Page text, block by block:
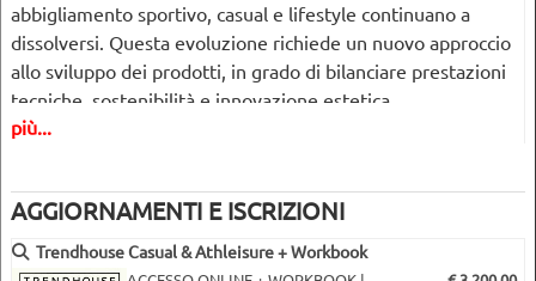
abbigliamento sportivo, casual e lifestyle continuano a
dissolversi. Questa evoluzione richiede un nuovo approccio
allo sviluppo dei prodotti, in grado di bilanciare prestazioni
tecniche, sostenibilità e innovazione estetica.
strutturata e intuitiva che vi aiuta a navigare in questo
mercato in rapida evoluzione con chiarezza e sicurezza.
Cosa rende unico questo rapporto
più...
AGGIORNAMENTI E ISCRIZIONI
Trendhouse Casual & Athleisure + Workbook